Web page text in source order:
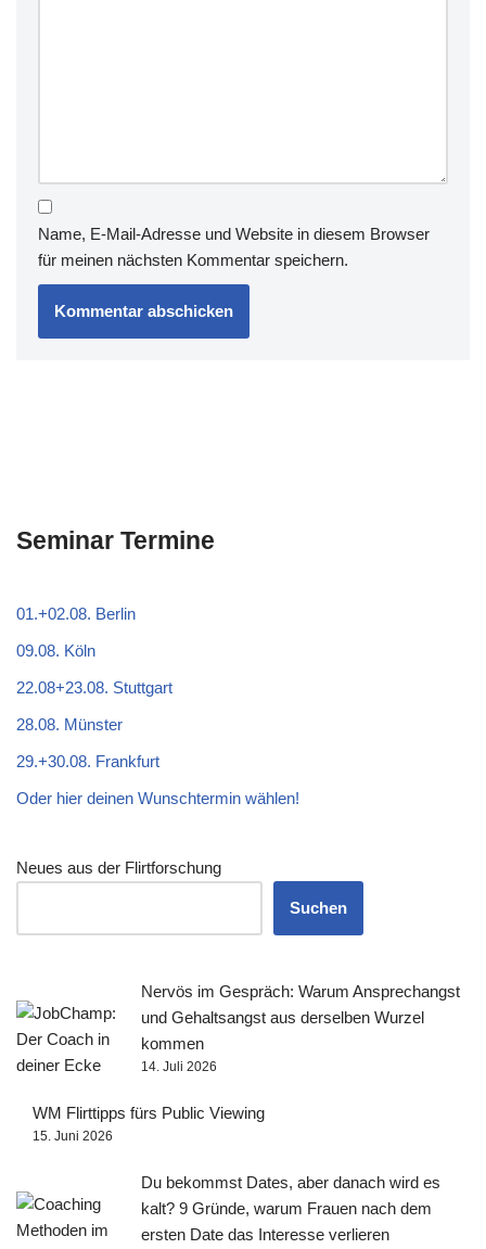
Name, E-Mail-Adresse und Website in diesem Browser
für meinen nächsten Kommentar speichern.
Seminar Termine
01.+02.08. Berlin
09.08. Köln
22.08+23.08. Stuttgart
28.08. Münster
29.+30.08. Frankfurt
Oder hier deinen Wunschtermin wählen!
Neues aus der Flirtforschung
Suchen
Nervös im Gespräch: Warum Ansprechangst
und Gehaltsangst aus derselben Wurzel
kommen
14. Juli 2026
WM Flirttipps fürs Public Viewing
15. Juni 2026
Du bekommst Dates, aber danach wird es
kalt? 9 Gründe, warum Frauen nach dem
ersten Date das Interesse verlieren